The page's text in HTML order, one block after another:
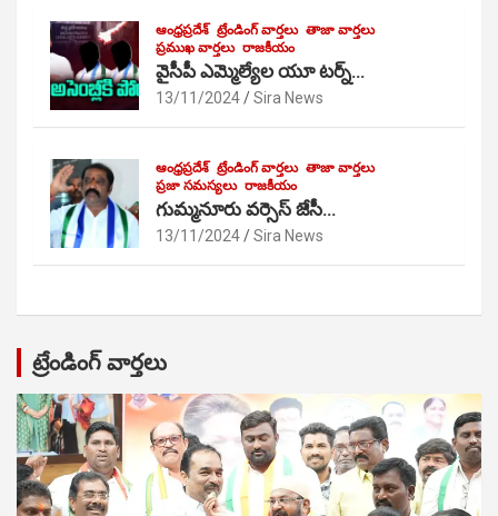
ఆంధ్రప్రదేశ్ ట్రేండింగ్ వార్తలు తాజా వార్తలు
ప్రముఖ వార్తలు రాజకీయం
వైసీపీ ఎమ్మెల్యేల యూ టర్న్…
13/11/2024 Sira News
ఆంధ్రప్రదేశ్ ట్రేండింగ్ వార్తలు తాజా వార్తలు
ప్రజా సమస్యలు రాజకీయం
గుమ్మనూరు వర్సెస్ జేసీ…
13/11/2024 Sira News
ట్రేండింగ్ వార్తలు